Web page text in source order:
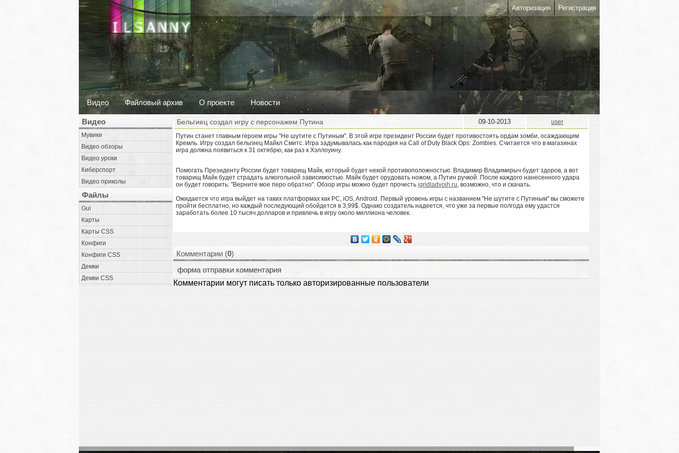
Авторизация Регистрация
Видео Файловый архив О проекте Новости
Видео
Мувики
Видео обзоры
Видео уроки
Киберспорт
Видео приколы
Файлы
Gui
Карты
Карты CSS
Конфиги
Конфиги CSS
Демки
Демки CSS
Бельгиец создал игру с персонажем Путина 09-10-2013
user
Путин станет главным героем игры "Не шутите с Путиным". В этой игре президент России будет противостоять ордам зомби, осаждающим
Кремль. Игру создал бельгиец Майкл Смитс. Игра задумывалась как пародия на Call of Duty Black Ops: Zombies. Считается что в магазинах
игра должна появиться к 31 октябрю, как раз к Хэллоуину.
Помогать Президенту России будет товарищ Майк, который будет некой противоположностью. Владимир Владимирыч будет здоров, а вот
товарищ Майк будет страдать алкогольной зависимостью. Майк будет орудовать ножом, а Путин ручкой. После каждого нанесенного удара
он будет говорить: "Верните мое перо обратно". Обзор игры можно будет прочесть igridladvoih.ru, возможно, что и скачать.
Ожидается что игра выйдет на таких платформах как PC, iOS, Android. Первый уровень игры с названием "Не шутите с Путиным" вы сможете
пройти бесплатно, но каждый последующий обойдется в 3,99$. Однако создатель надеется, что уже за первые полгода ему удастся
заработать более 10 тысяч долларов и привлечь в игру около миллиона человек.
Комментарии (0)
форма отправки комментария
Комментарии могут писать только авторизированные пользователи